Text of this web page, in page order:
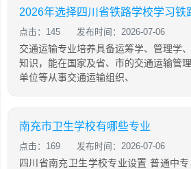
2026年选择四川省铁路学校学习铁
点击：145 发布时间：2026-07-06
交通运输专业培养具备运筹学、管理学
知识，能在国家及省、市的交通运输管
单位等从事交通运输组织、
南充市卫生学校有哪些专业
点击：169 发布时间：2026-07-06
四川省南充卫生学校专业设置 普通中